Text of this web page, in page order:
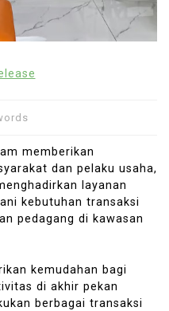
memberikan
dan pelaku usaha,
layanan
kebutuhan transaksi
pedagang di kawasan
kemudahan bagi
di akhir pekan
berbagai transaksi